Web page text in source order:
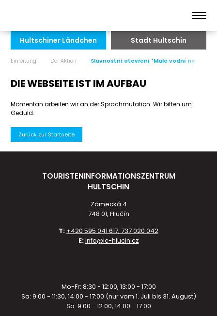
Hultschiner Ländchen Stadt Hultschin
Einleitung Der Aktion Slavnostní otevření "Malé vodní nádrže"
DIE WEBSEITE IST IM AUFBAU
Momentan arbeiten wir an der Sprachmutation. Wir bitten um
Geduld.
Zurück zur Startseite
TOURISTENINFORMATIONSZENTRUM
HULTSCHIN
Zámecká 4
748 01, Hlučín
T: +420 595 041 617, 737 020 042
E:info@ic-hlucin.cz
Mo-Fr: 8:30 - 12:00, 13:00 - 17:00
Sa: 9:00 - 11:30, 14:00 - 17:00 (nur vom 1. Juli bis 31. August)
So: 9:00 - 12:00, 14:00 - 17:00